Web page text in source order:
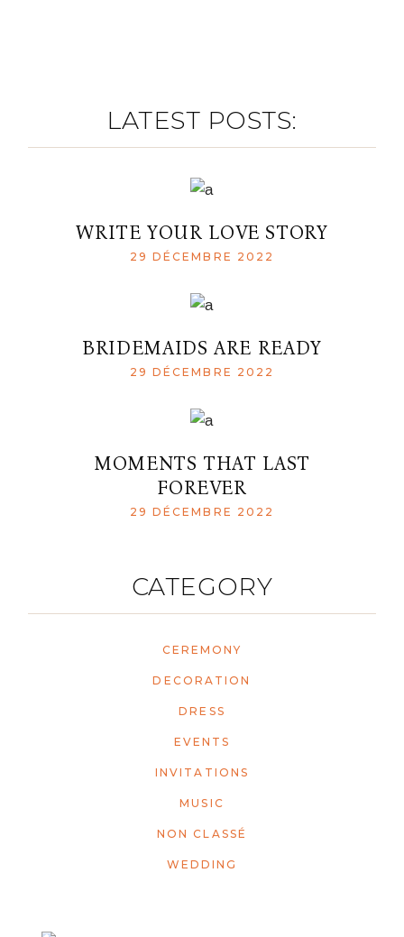
LATEST POSTS:
WRITE YOUR LOVE STORY
29 DÉCEMBRE 2022
BRIDEMAIDS ARE READY
29 DÉCEMBRE 2022
MOMENTS THAT LAST
FOREVER
29 DÉCEMBRE 2022
CATEGORY
CEREMONY
DECORATION
DRESS
EVENTS
INVITATIONS
MUSIC
NON CLASSÉ
WEDDING